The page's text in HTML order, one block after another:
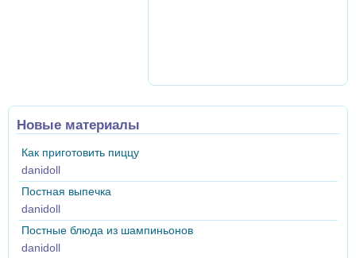
Новые материалы
Как приготовить пиццу
danidoll
Постная выпечка
danidoll
Постные блюда из шампиньонов
danidoll